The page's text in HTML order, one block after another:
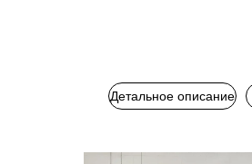
Детальное описание